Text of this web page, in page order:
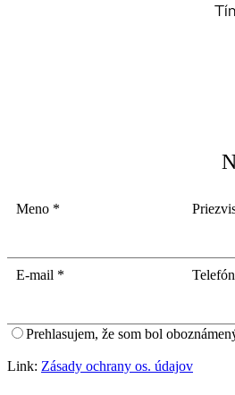
Meno *
E-mail * Telefón
Prehlasujem, že som bol
Link: Zásady ochrany os. údajov